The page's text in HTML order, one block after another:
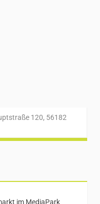
120, 56182
im MediaPark